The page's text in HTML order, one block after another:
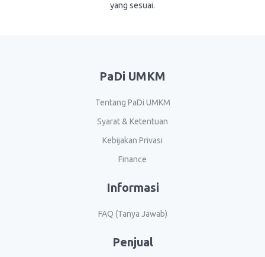
yang sesuai.
PaDi UMKM
Tentang PaDi UMKM
Syarat & Ketentuan
Kebijakan Privasi
Finance
Informasi
FAQ (Tanya Jawab)
Penjual